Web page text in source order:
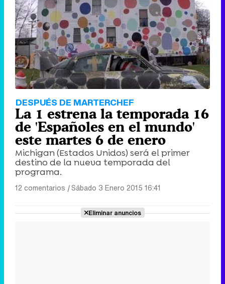
DESPUÉS DE MARTERCHEF
La 1 estrena la temporada 16
de 'Españoles en el mundo'
este martes 6 de enero
Michigan (Estados Unidos) será el primer
destino de la nueva temporada del
programa.
12 comentarios |Sábado 3 Enero 2015 16:41
Eliminar anuncios